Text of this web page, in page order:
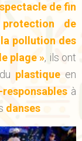
spectacle de fin
de
pollution des
plage », ils ont
du plastique en
responsablesà
danses